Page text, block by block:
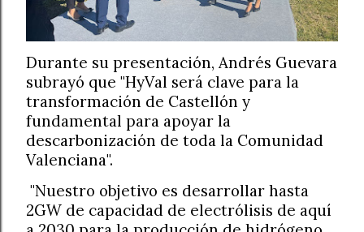
Durante su presentación, Andrés Guevara
subrayó que "HyVal será clave para la
transformación de Castellón y
fundamental para apoyar la
descarbonización de toda la Comunidad
Valenciana".
"Nuestro objetivo es desarrollar hasta
2GW de capacidad de electrólisis de aquí